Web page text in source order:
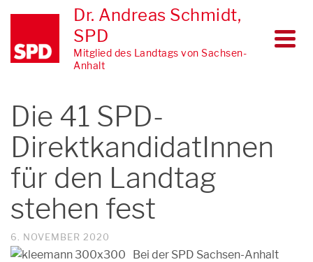
Dr. Andreas Schmidt,
SPD
Mitglied des Landtags von Sachsen-
Anhalt
Die 41 SPD-
DirektkandidatInnen
für den Landtag
stehen fest
6. NOVEMBER 2020
Bei der SPD Sachsen-Anhalt